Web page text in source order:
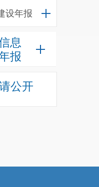
设年报
息
报
公开